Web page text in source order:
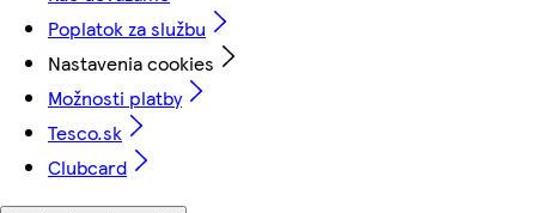
Poplatok za službu
Nastavenia cookies
Možnosti platby
Tesco.sk
Clubcard